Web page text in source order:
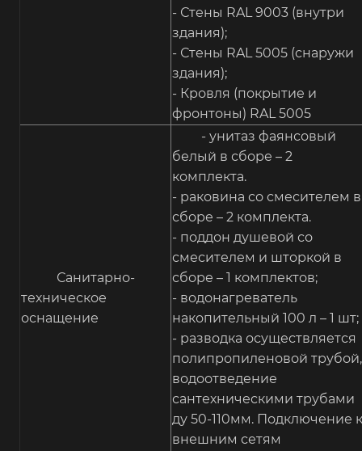
- Стены RAL 9003 (внутри
здания);
- Стены RAL 5005 (снаружи
здания);
- Кровля (покрытие и
фронтоны) RAL 5005
Санитарно-
техническое
оснащение
- унитаз фаянсовый
белый в сборе – 2
комплекта.
- раковина со смесителем в
сборе – 2 комплекта.
- поддон душевой со
смесителем и шторкой в
сборе – 1 комплектов;
- водонагреватель
накопительный 100 л – 1 шт;
- разводка осуществляется
полипропиленовой трубой,
водоотведение
сантехническими трубами
ду 50-110мм. Подключение к
внешним сетям